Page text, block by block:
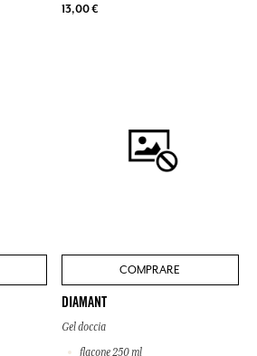
13,00 €
COMPRARE
DIAMANT
Gel doccia
flacone 250 ml